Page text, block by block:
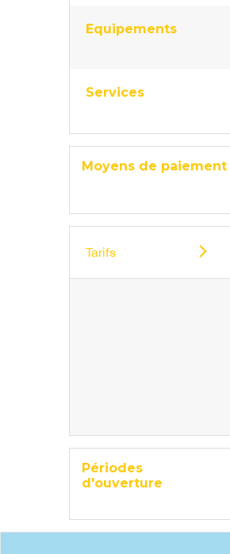
Equipements
Services
Moyens de paiement
Tarifs
Périodes
d'ouverture